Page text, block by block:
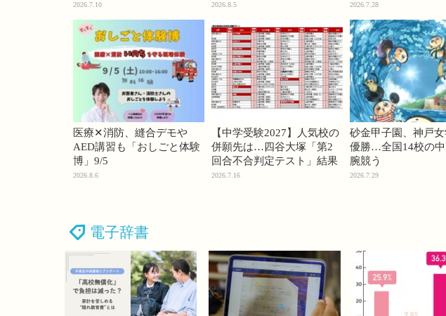
74・桜蔭70＜PR＞
2026.7.10 2026.8.5 2026.7.28
医療✕消防、縫合デモや
AED講習も「おしごと体験
博」9/5
2026.8.6
【中学受験2027】人気校の
併願先は…四谷大塚「第2
回合不合判定テスト」結果
2026.7.16
砂金甲子園、神戸
優勝…全国14校の
腕競う
2026.7.29
電子辞書